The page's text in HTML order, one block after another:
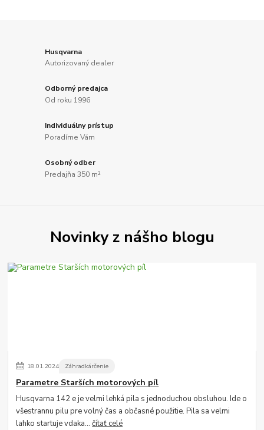
Husqvarna
Autorizovaný dealer
Odborný predajca
Od roku 1996
Individuálny prístup
Poradíme Vám
Osobný odber
Predajňa 350 m²
Novinky z nášho blogu
18.01.2024 Záhradkárčenie
Parametre Starších motorových píl
Husqvarna 142 e je velmi lehká pila s jednoduchou obsluhou. Ide o
všestrannu pilu pre volný čas a občasné použitie. Pila sa velmi
lahko startuje vdaka...čítať celé